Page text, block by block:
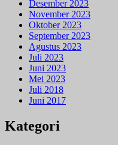
Desember 2023
November 2023
Oktober 2023
September 2023
Agustus 2023
Juli 2023
Juni 2023
Mei 2023
Juli 2018
Juni 2017
Kategori